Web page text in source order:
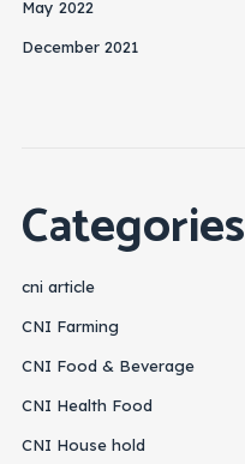
May 2022
December 2021
Categories
cni article
CNI Farming
CNI Food & Beverage
CNI Health Food
CNI House hold